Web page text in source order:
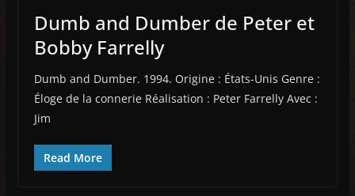
Dumb and Dumber de Peter et
Bobby Farrelly
Dumb and Dumber. 1994. Origine : États-Unis Genre :
Éloge de la connerie Réalisation : Peter Farrelly Avec :
Jim
Read More